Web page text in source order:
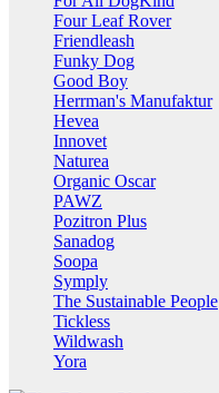
Four Leaf Rover
Friendleash
Funky Dog
Good Boy
Herrman's Manufaktur
Hevea
Innovet
Naturea
Organic Oscar
PAWZ
Pozitron Plus
Sanadog
Soopa
Symply
The Sustainable People
Tickless
Wildwash
Yora